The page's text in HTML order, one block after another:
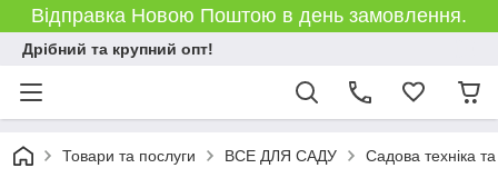
Відправка Новою Поштою в день замовлення.
Дрібний та крупний опт!
Товари та послуги ВСЕ ДЛЯ САДУ Садова техніка